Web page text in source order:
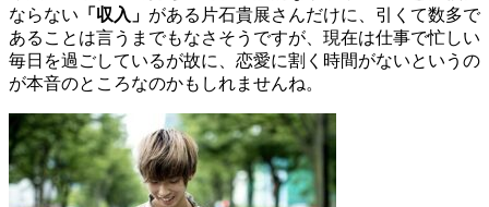
ならない 「収入」 がある片石貴展さんだけに、引くて数多で
あることは言うまでもなさそうですが、現在は仕事で忙しい
毎日を過ごしているが故に、恋愛に割く時間がないというの
が本音のところなのかもしれませんね。